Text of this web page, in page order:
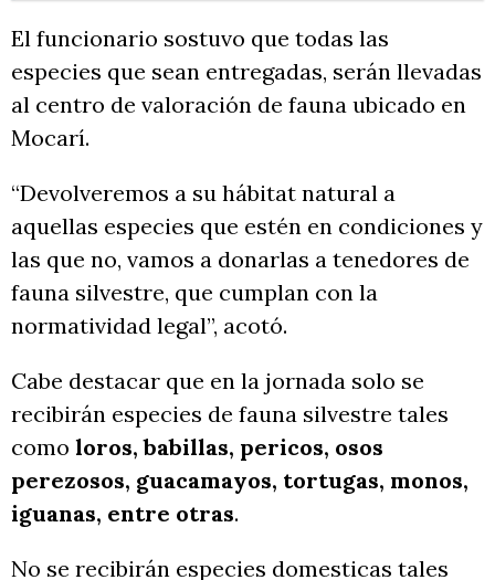
El funcionario sostuvo que todas las
especies que sean entregadas, serán llevadas
al centro de valoración de fauna ubicado en
Mocarí.
“Devolveremos a su hábitat natural a
aquellas especies que estén en condiciones y
las que no, vamos a donarlas a tenedores de
fauna silvestre, que cumplan con la
normatividad legal”, acotó.
Cabe destacar que en la jornada solo se
recibirán especies de fauna silvestre tales
como loros, babillas, pericos, osos
perezosos, guacamayos, tortugas, monos,
iguanas, entre otras.
No se recibirán especies domesticas tales